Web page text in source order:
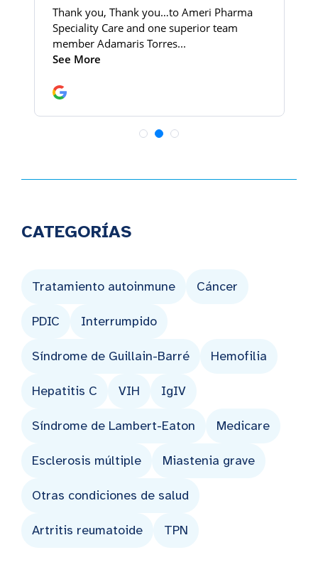
CATEGORÍAS
Tratamiento autoinmune Cáncer
PDIC Interrumpido
Síndrome de Guillain-Barré Hemofilia
Hepatitis C VIH IgIV
Síndrome de Lambert-Eaton Medicare
Esclerosis múltiple Miastenia grave
Otras condiciones de salud
Artritis reumatoide TPN